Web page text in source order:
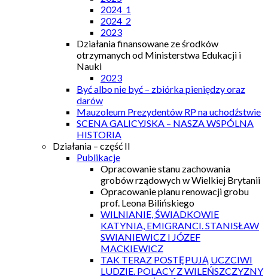
2024_1
2024_2
2023
Działania finansowane ze środków
otrzymanych od Ministerstwa Edukacji i
Nauki
2023
Być albo nie być – zbiórka pieniędzy oraz
darów
Mauzoleum Prezydentów RP na uchodźstwie
SCENA GALICYJSKA – NASZA WSPÓLNA
HISTORIA
Działania – część II
Publikacje
Opracowanie stanu zachowania
grobów rządowych w Wielkiej Brytanii
Opracowanie planu renowacji grobu
prof. Leona Bilińskiego
WILNIANIE, ŚWIADKOWIE
KATYNIA, EMIGRANCI. STANISŁAW
SWIANIEWICZ I JÓZEF
MACKIEWICZ
TAK TERAZ POSTĘPUJĄ UCZCIWI
LUDZIE. POLACY Z WILEŃSZCZYZNY